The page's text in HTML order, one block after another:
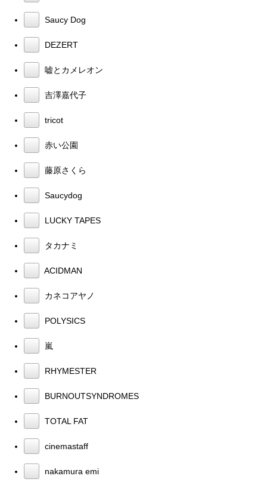
Saucy Dog
DEZERT
嘘とカメレオン
吉澤嘉代子
tricot
赤い公園
藤原さくら
Saucydog
LUCKY TAPES
タカナミ
ACIDMAN
カネコアヤノ
POLYSICS
嵐
RHYMESTER
BURNOUTSYNDROMES
TOTAL FAT
cinemastaff
nakamura emi